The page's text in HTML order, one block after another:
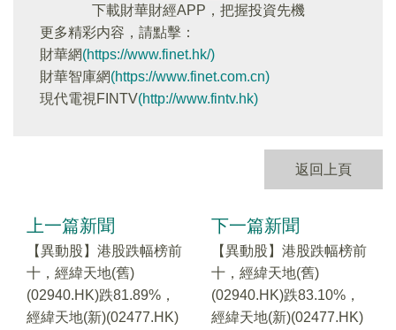
下載財華財經APP，把握投資先機
更多精彩内容，請點擊：
財華網(https://www.finet.hk/)
財華智庫網(https://www.finet.com.cn)
現代電視FINTV(http://www.fintv.hk)
返回上頁
上一篇新聞
【異動股】港股跌幅榜前
十，經緯天地(舊)
(02940.HK)跌81.89%，
經緯天地(新)(02477.HK)
下一篇新聞
【異動股】港股跌幅榜前
十，經緯天地(舊)
(02940.HK)跌83.10%，
經緯天地(新)(02477.HK)